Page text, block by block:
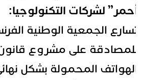
لشركات التكنولوجيا:
الجمعية الوطنية
على مشروع
المحمولة بشكل نهائي